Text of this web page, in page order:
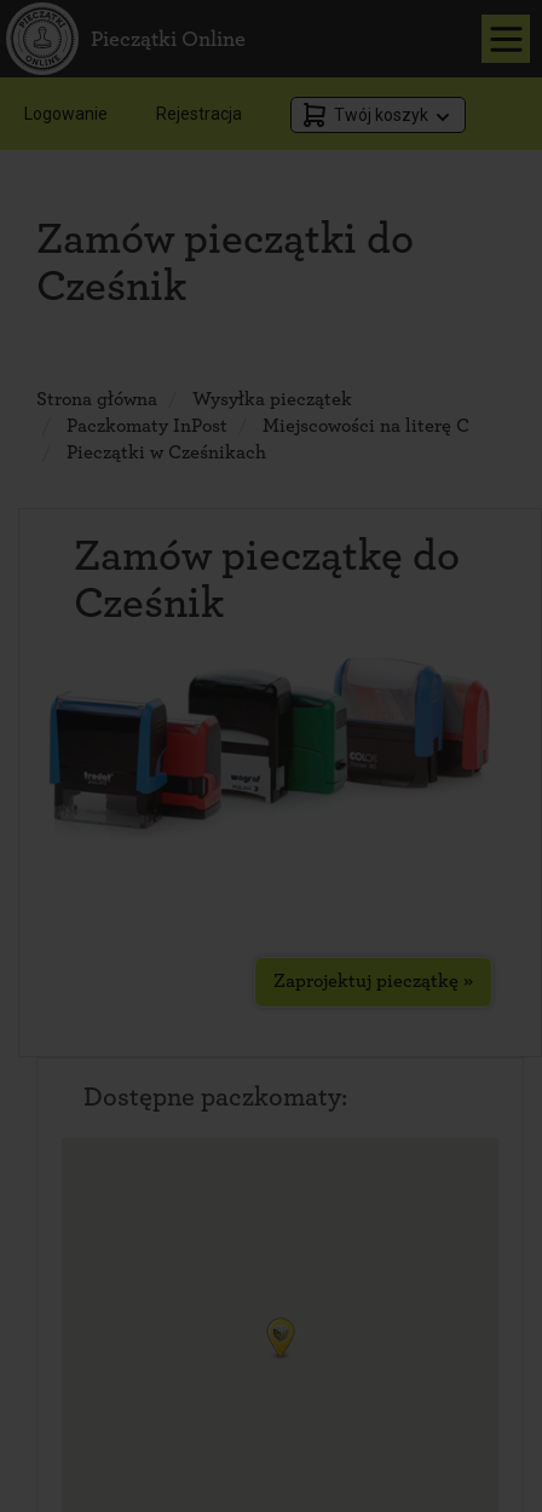
Pieczątki Online
Logowanie Rejestracja Twój koszyk
Zamów pieczątki do
Cześnik
Strona główna
Wysyłka pieczątek
Paczkomaty InPost
Miejscowości na literę C
Pieczątki w Cześnikach
Zamów pieczątkę do
Cześnik
Zaprojektuj pieczątkę »
Dostępne paczkomaty: